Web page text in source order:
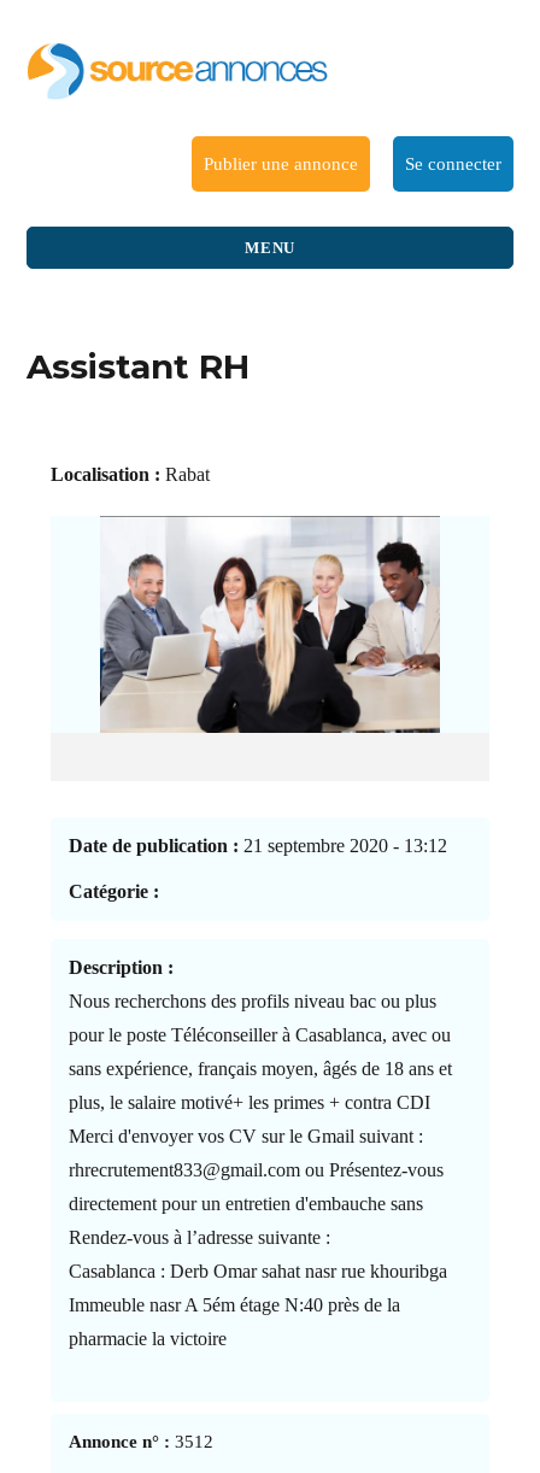
Publier une annonce Se connecter
MENU
Assistant RH
Localisation : Rabat
Date de publication : 21 septembre 2020 - 13:12
Catégorie :
Description :
Nous recherchons des profils niveau bac ou plus
pour le poste Téléconseiller à Casablanca, avec ou
sans expérience, français moyen, âgés de 18 ans et
plus, le salaire motivé+ les primes + contra CDI
Merci d'envoyer vos CV sur le Gmail suivant :
rhrecrutement833@gmail.com ou Présentez-vous
directement pour un entretien d'embauche sans
Rendez-vous à l’adresse suivante :
Casablanca : Derb Omar sahat nasr rue khouribga
Immeuble nasr A 5ém étage N:40 près de la
pharmacie la victoire
Annonce n° :3512